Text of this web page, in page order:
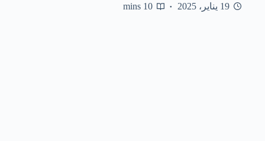
19 يناير، 2025 10 mins